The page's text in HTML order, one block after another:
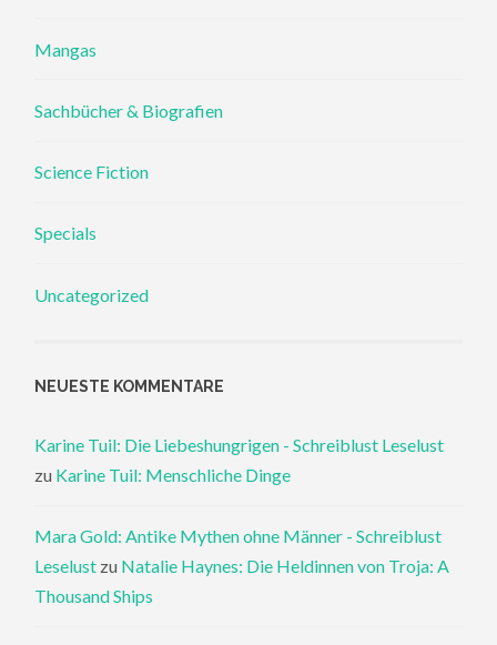
Mangas
Sachbücher & Biografien
Science Fiction
Specials
Uncategorized
NEUESTE KOMMENTARE
Karine Tuil: Die Liebeshungrigen - Schreiblust Leselust
zu Karine Tuil: Menschliche Dinge
Mara Gold: Antike Mythen ohne Männer - Schreiblust
Leselust zu Natalie Haynes: Die Heldinnen von Troja: A
Thousand Ships